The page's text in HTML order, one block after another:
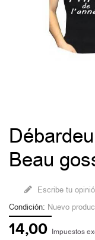
Beau
Escribe tu
Condición: Nuevo
14,00 Impuestos